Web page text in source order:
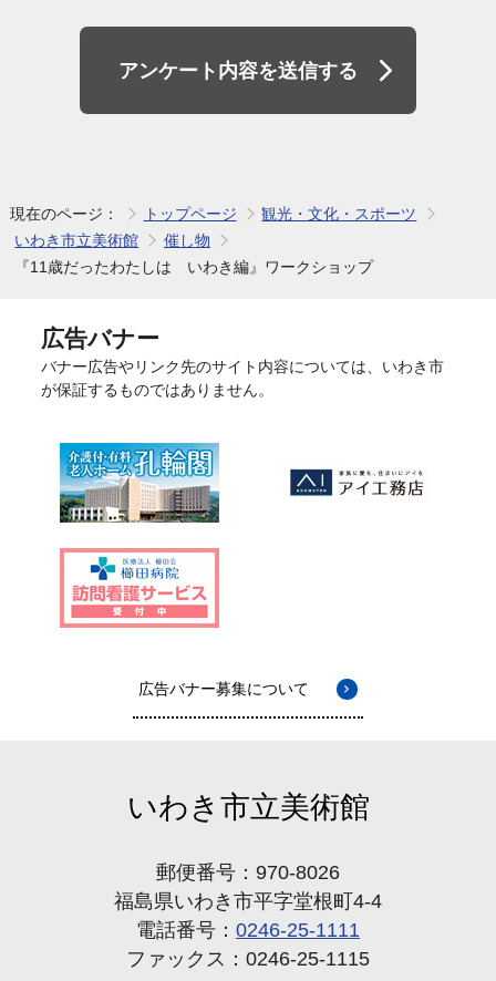
アンケート内容を送信する
現在のページ： トップページ
観光・文化・スポーツ
いわき市立美術館
催し物
『11歳だったわたしは いわき編』ワークショップ
広告バナー
バナー広告やリンク先のサイト内容については、いわき市
が保証するものではありません。
広告バナー募集について
いわき市立美術館
郵便番号：970-8026
福島県いわき市平字堂根町4-4
電話番号： 0246-25-1111
ファックス：0246-25-1115